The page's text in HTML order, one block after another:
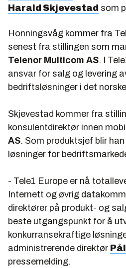
Harald Skjevestad som
Honningsvåg kommer fra
senest fra stillingen som
Telenor Multicom AS. I
ansvar for salg og levering
bedriftsløsninger i det
Skjevestad kommer fra
konsulentdirektør innen
AS. Som produktsjef blir
løsninger for
- Tele1 Europe er nå
Internett og øvrig
direktører på produkt- og
beste utgangspunkt for å
konkurransekraftige
administrerende direktør
pressemelding.